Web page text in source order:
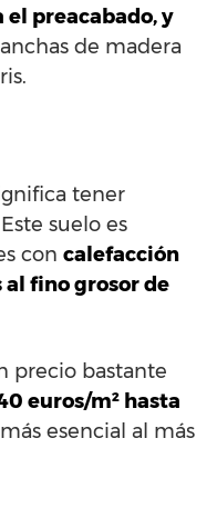
el preacabado, y
de madera
tener
suelo es
con calefacción
fino grosor de
precio bastante
euros/m² hasta
esencial al más